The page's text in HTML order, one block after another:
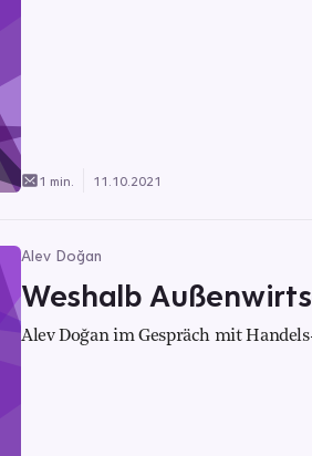
1 min. 11.10.2021
Alev Doğan
Weshalb
Alev Doğan im Gespräch mit